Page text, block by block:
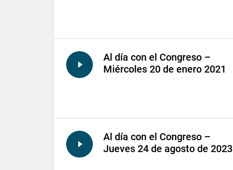
Al día con el Congreso –
Miércoles 20 de enero 2021
Al día con el Congreso –
Jueves 24 de agosto de 2023